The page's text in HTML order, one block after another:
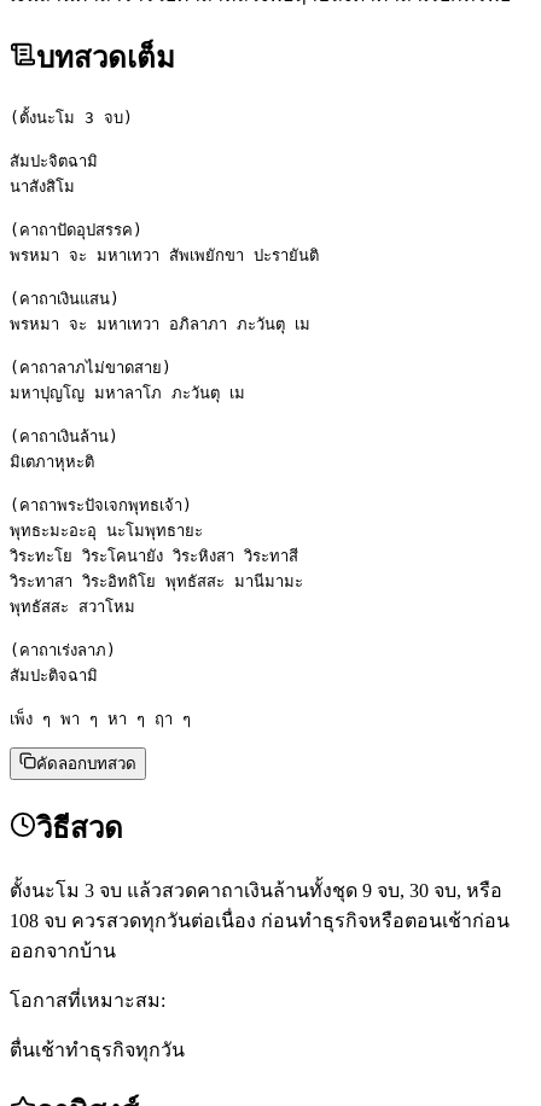
บทสวดเต็ม
(ตั้งนะโม 3 จบ)
สัมปะจิตฉามิ
นาสังสิโม
(คาถาปัดอุปสรรค)
พรหมา จะ มหาเทวา สัพเพยักขา ปะรายันติ
(คาถาเงินแสน)
พรหมา จะ มหาเทวา อภิลาภา ภะวันตุ เม
(คาถาลาภไม่ขาดสาย)
มหาปุญโญ มหาลาโภ ภะวันตุ เม
(คาถาเงินล้าน)
มิเตภาหุหะติ
(คาถาพระปัจเจกพุทธเจ้า)
พุทธะมะอะอุ นะโมพุทธายะ
วิระทะโย วิระโคนายัง วิระหิงสา วิระทาสี
วิระทาสา วิระอิทถิโย พุทธัสสะ มานีมามะ
พุทธัสสะ สวาโหม
(คาถาเร่งลาภ)
สัมปะติจฉามิ
เพ็ง ๆ พา ๆ หา ๆ ฤา ๆ
คัดลอกบทสวด
วิธีสวด
ตั้งนะโม 3 จบ แล้วสวดคาถาเงินล้านทั้งชุด 9 จบ, 30 จบ, หรือ
108 จบ ควรสวดทุกวันต่อเนื่อง ก่อนทำธุรกิจหรือตอนเช้าก่อน
ออกจากบ้าน
โอกาสที่เหมาะสม:
ตื่นเช้าทำธุรกิจทุกวัน